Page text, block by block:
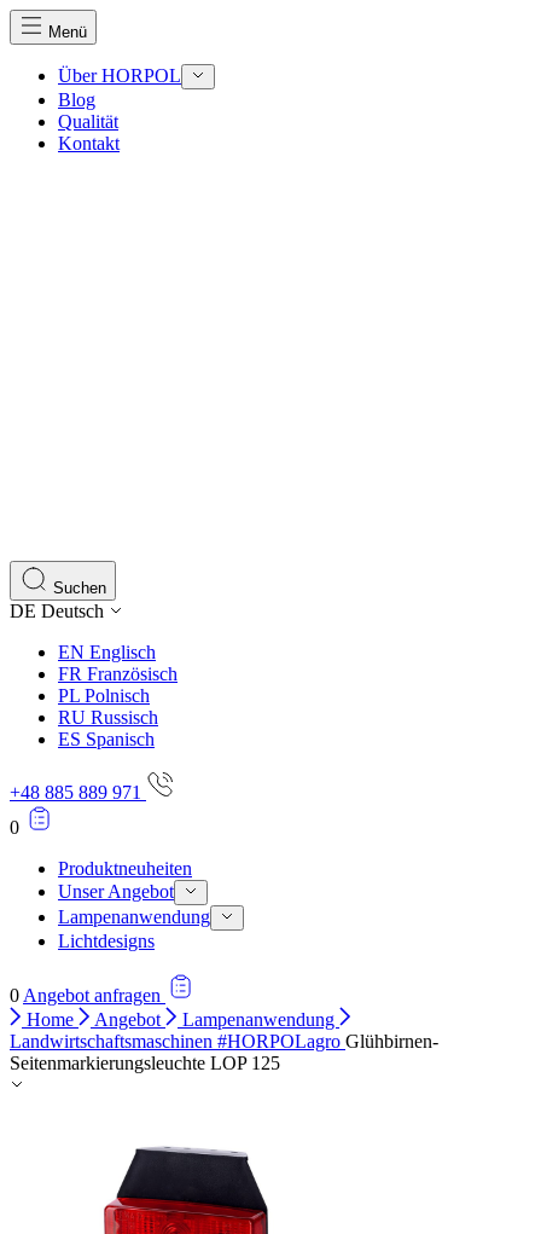
Menü
Über HORPOL
Blog
Qualität
Kontakt
Suchen
DE Deutsch
EN Englisch
FR Französisch
PL Polnisch
RU Russisch
ES Spanisch
+48 885 889 971
0
Produktneuheiten
Unser Angebot
Lampenanwendung
Lichtdesigns
0 Angebot anfragen
Home
Angebot
Lampenanwendung
Landwirtschaftsmaschinen #HORPOLagro Glühbirnen-
Seitenmarkierungsleuchte LOP 125
Marketing-Cookies werden verwendet, um Benutzer
einzelnen Benutzer relevant und ansprechend sind und
Nicht kategorisiert.
Andere nicht kategorisierte Cookies sind solche, die